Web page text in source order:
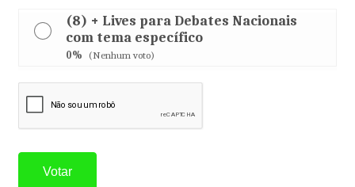
(8) + Lives para Debates Nacionais
com tema específico
0% (Nenhum voto)